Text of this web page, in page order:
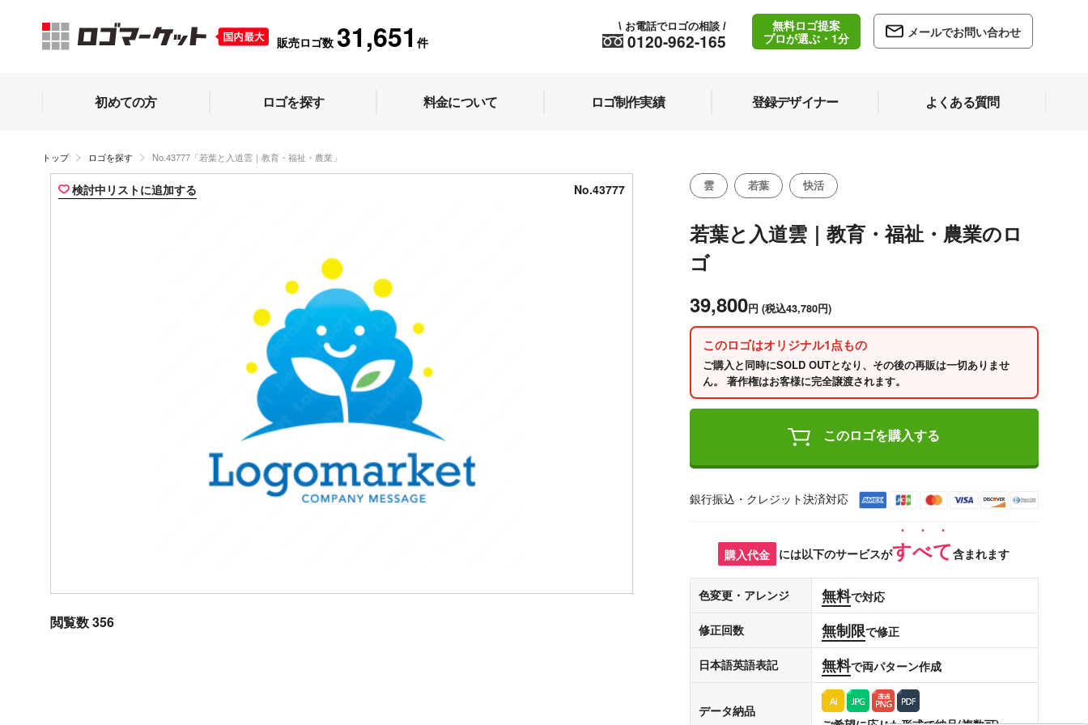
販売ロゴ数 31,651 件 0120-962-165
\ お電話でロゴの相談 /
無料ロゴ提案
プロが選ぶ・1分
メールでお問い合わせ
初めての方 ロゴを探す 料金について ロゴ制作実績 登録デザイナー よくある質問
トップ ロゴを探す No.43777「若葉と入道雲｜教育・福祉・農業」
検討中リストに追加する No.43777
閲覧数 356
雲 若葉 快活
若葉と入道雲｜教育・福祉・農業のロ
ゴ
39,800円 (税込43,780円)
このロゴはオリジナル1点もの
ご購入と同時にSOLD OUTとなり、その後の再販は一切ありませ
ん。 著作権はお客様に完全譲渡されます。
このロゴを購入する
銀行振込・クレジット決済対応
購入代金 には以下のサービスがすべて含まれます
色変更・アレンジ 無料で対応
修正回数 無制限で修正
日本語英語表記 無料で両パターン作成
データ納品